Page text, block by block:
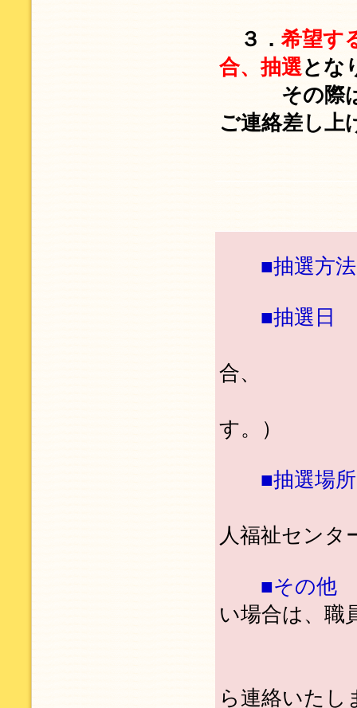
３． 希望す
合、抽選とな
その際
ご連絡差し上
■抽選方
■抽選日
合、
す。）
■抽選場
人福祉センタ
■その他
い場合は、職
ら連絡いたし